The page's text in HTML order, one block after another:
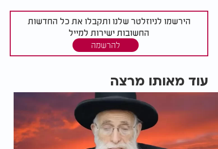
הירשמו לניוזלטר שלנו ותקבלו את כל החדשות
החשובות ישירות למייל
להרשמה
עוד מאותו מרצה